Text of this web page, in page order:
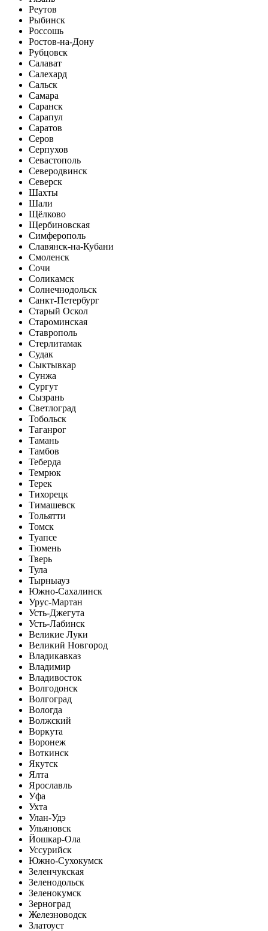
Реутов
Рыбинск
Россошь
Ростов-на-Дону
Рубцовск
Салават
Салехард
Сальск
Самара
Саранск
Сарапул
Саратов
Серов
Серпухов
Севастополь
Северодвинск
Северск
Шахты
Шали
Щёлково
Щербиновская
Симферополь
Славянск-на-Кубани
Смоленск
Сочи
Соликамск
Солнечнодольск
Санкт-Петербург
Старый Оскол
Староминская
Ставрополь
Стерлитамак
Судак
Сыктывкар
Сунжа
Сургут
Сызрань
Светлоград
Тобольск
Таганрог
Тамань
Тамбов
Теберда
Темрюк
Терек
Тихорецк
Тимашевск
Тольятти
Томск
Туапсе
Тюмень
Тверь
Тула
Тырныауз
Южно-Сахалинск
Урус-Мартан
Усть-Джегута
Усть-Лабинск
Великие Луки
Великий Новгород
Владикавказ
Владимир
Владивосток
Волгодонск
Волгоград
Вологда
Волжский
Воркута
Воронеж
Воткинск
Якутск
Ялта
Ярославль
Уфа
Ухта
Улан-Удэ
Ульяновск
Йошкар-Ола
Уссурийск
Южно-Сухокумск
Зеленчукская
Зеленодольск
Зеленокумск
Зерноград
Железноводск
Златоуст